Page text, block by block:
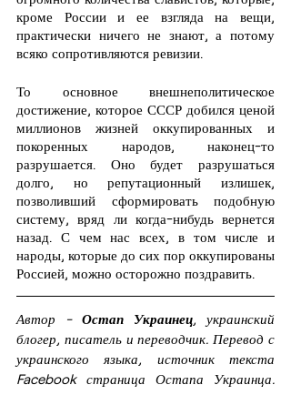
кроме России и ее взгляда на вещи,
практически ничего не знают, а потому
всяко сопротивляются ревизии.
То основное внешнеполитическое
достижение, которое СССР добился ценой
миллионов жизней оккупированных и
покоренных народов, наконец-то
разрушается. Оно будет разрушаться
долго, но репутационный излишек,
позволивший сформировать подобную
систему, вряд ли когда-нибудь вернется
назад. С чем нас всех, в том числе и
народы, которые до сих пор оккупированы
Россией, можно осторожно поздравить.
Автор - Остап Украинец, украинский
блогер, писатель и переводчик. Перевод с
украинского языка, источник текста
Facebook страница Остапа Украинца.